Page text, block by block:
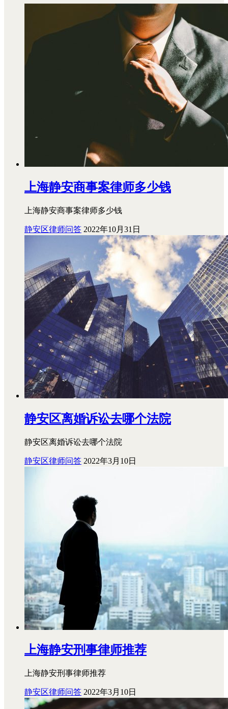
上海静安商事案律师多少钱
上海静安商事案律师多少钱
静安区律师问答 2022年10月31日
静安区离婚诉讼去哪个法院
静安区离婚诉讼去哪个法院
静安区律师问答 2022年3月10日
上海静安刑事律师推荐
上海静安刑事律师推荐
静安区律师问答 2022年3月10日